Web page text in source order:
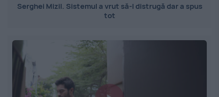
Serghei Mizil. Sistemul a vrut să-l distrugă dar a spus
tot